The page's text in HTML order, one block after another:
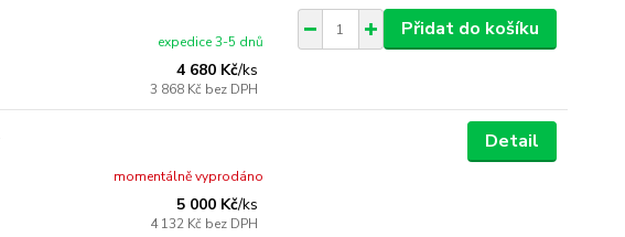
4 680 Kč/ks
3 868 Kč bez DPH
expedice 3-5 dnů
Přidat do košíku
5 000 Kč/ks
4 132 Kč bez DPH
momentálně vyprodáno
Detail